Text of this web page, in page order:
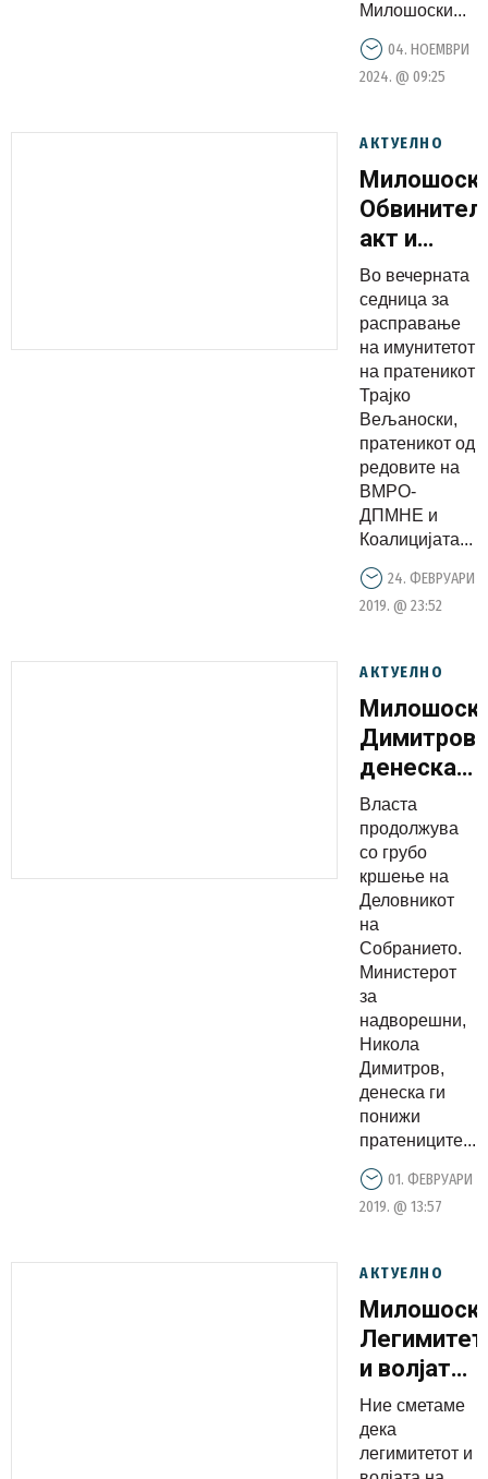
изгубено
време
Милошоски...
04. НОЕМВРИ
2024. @ 09:25
АКТУЕЛНО
акт и
во
и
во судот
се
политички
нарачани
процеси
Во вечерната
седница за
расправање
на имунитетот
на пратеникот
Трајко
Вељаноски,
пратеникот од
редовите на
ВМРО-
ДПМНЕ и
Коалицијата...
24. ФЕВРУАРИ
2019. @ 23:52
АКТУЕЛНО
Димитров
денеска
ги понижи
во
но и
и јавноста
Власта
продолжува
со грубо
кршење на
Деловникот
на
Собранието.
Министерот
за
надворешни,
Никола
Димитров,
денеска ги
понижи
пратениците...
01. ФЕВРУАРИ
2019. @ 13:57
АКТУЕЛНО
и волјата
на
народот
изразена
Ние сметаме
дека
легимитетот и